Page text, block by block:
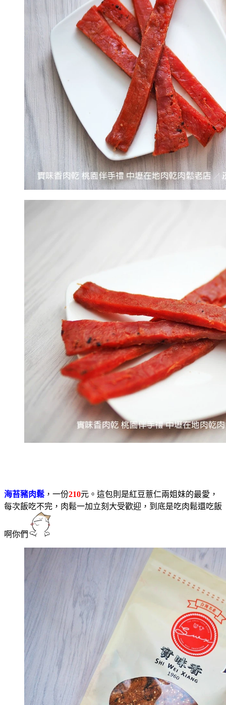
海苔豬肉鬆 ，一份210元。這包則是紅豆薏仁兩姐妹的最愛，
每次飯吃不完，肉鬆一加立刻大受歡迎，到底是吃肉鬆還吃飯
啊你們